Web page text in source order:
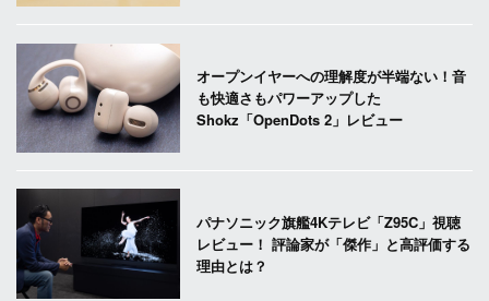
オープンイヤーへの理解度が半端ない！音
も快適さもパワーアップした
Shokz「OpenDots 2」レビュー
パナソニック旗艦4Kテレビ「Z95C」視聴
レビュー！ 評論家が「傑作」と高評価する
理由とは？